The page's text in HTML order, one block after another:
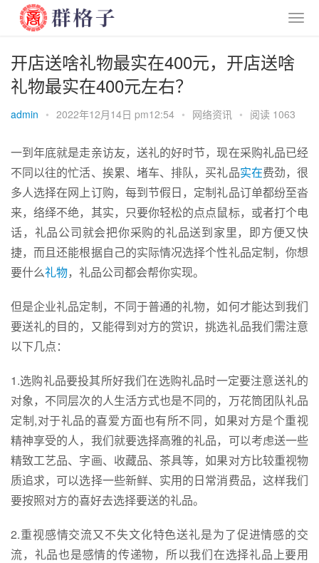
开店送啥礼物最实在400元，开店送啥
礼物最实在400元左右？
admin • 2022年12月14日 pm12:54 • 网络资讯 • 阅读 1063
一到年底就是走亲访友，送礼的好时节，现在采购礼品已经
不同以往的忙活、挨累、堵车、排队，买礼品实在费劲，很
多人选择在网上订购，每到节假日，定制礼品订单都纷至沓
来，络绎不绝，其实，只要你轻松的点点鼠标，或者打个电
话， 礼品公司就会把你采购的礼品送到家里，即方便又快
捷，而且还能根据自己的实际情况选择个性礼品定制，你想
要什么礼物，礼品公司都会帮你实现。
但是企业礼品定制，不同于普通的礼物，如何才能达到我们
要送礼的目的，又能得到对方的赏识，挑选礼品我们需注意
以下几点：
1.选购礼品要投其所好我们在选购礼品时一定要注意送礼的
对象，不同层次的人生活方式也是不同的，万花筒团队礼品
定制,对于礼品的喜爱方面也有所不同，如果对方是个重视
精神享受的人，我们就要选择高雅的礼品，可以考虑送一些
精致工艺品、字画、收藏品、茶具等，如果对方比较重视物
质追求，可以选择一些新鲜、实用的日常消费品，这样我们
要按照对方的喜好去选择要送的礼品。
2.重视感情交流又不失文化特色送礼是为了促进情感的交
流，礼品也是感情的传递物，所以我们在选择礼品上要用